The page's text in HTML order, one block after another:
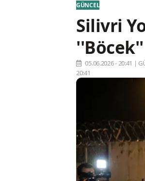
GÜNCEL
Silivri
''Böcek''
05.06.2026 - 20:41 |
20:41